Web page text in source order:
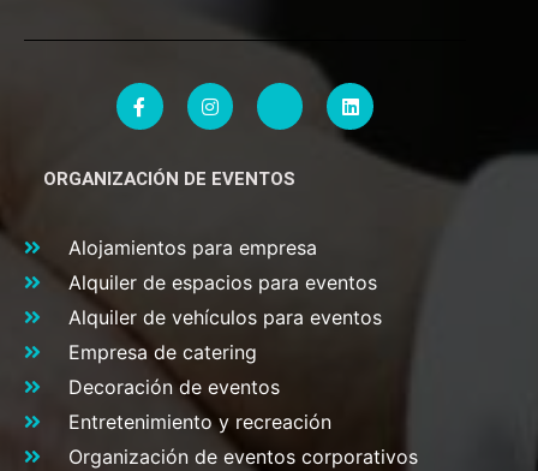
ORGANIZACIÓN DE EVENTOS
Alojamientos para empresa
Alquiler de espacios para eventos
Alquiler de vehículos para eventos
Empresa de catering
Decoración de eventos
Entretenimiento y recreación
Organización de eventos corporativos